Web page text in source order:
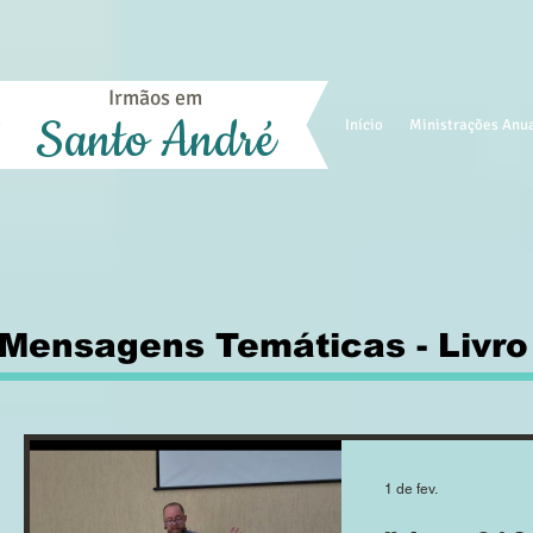
Início Ministrações
Irmãos em
Santo André
Temáticas -
1 de fev.